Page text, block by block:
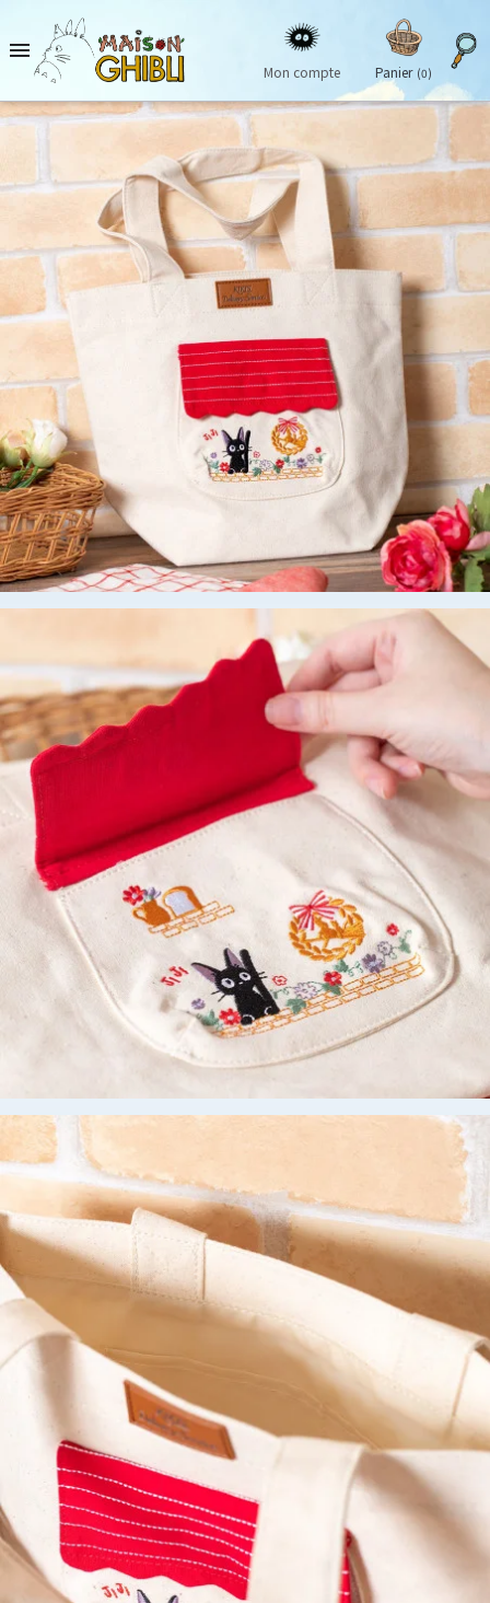

Mon compte Panier (0)